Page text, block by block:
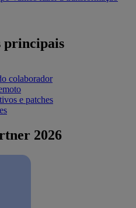
principais
colaborador
e patches
2026